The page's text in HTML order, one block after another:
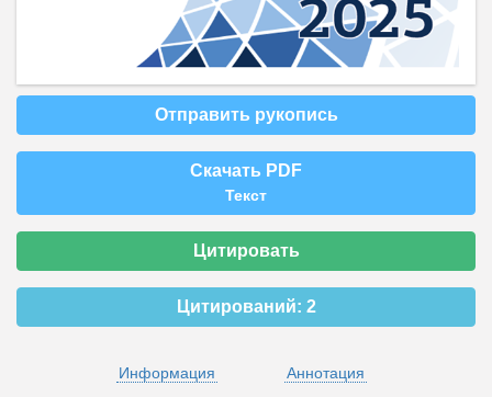
Отправить рукопись
Скачать PDF
Текст
Цитировать
Цитирований: 2
Информация
Аннотация